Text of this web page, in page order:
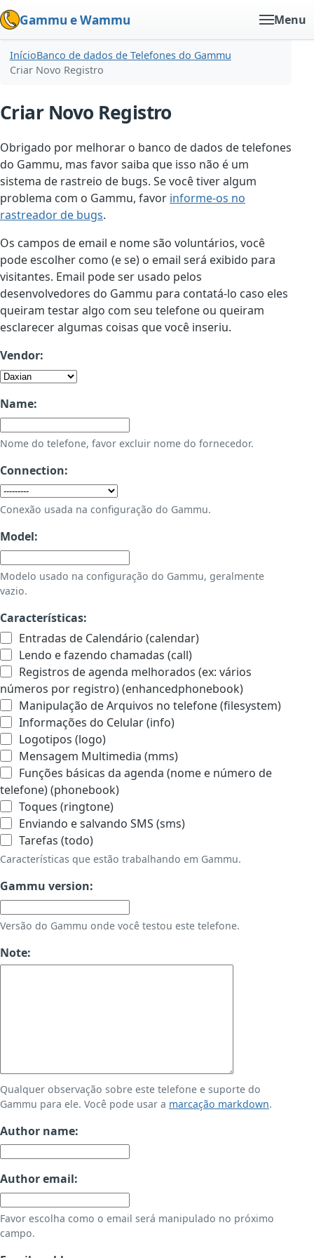
Gammu e Wammu Menu
InícioBanco de dados de Telefones do Gammu
Criar Novo Registro
Criar Novo Registro
Obrigado por melhorar o banco de dados de telefones
do Gammu, mas favor saiba que isso não é um
sistema de rastreio de bugs. Se você tiver algum
problema com o Gammu, favor informe-os no
rastreador de bugs.
Os campos de email e nome são voluntários, você
pode escolher como (e se) o email será exibido para
visitantes. Email pode ser usado pelos
desenvolvedores do Gammu para contatá-lo caso eles
queiram testar algo com seu telefone ou queiram
esclarecer algumas coisas que você inseriu.
Vendor:
Name:
Nome do telefone, favor excluir nome do fornecedor.
Connection:
Conexão usada na configuração do Gammu.
Model:
Modelo usado na configuração do Gammu, geralmente
vazio.
Características:
Entradas de Calendário (calendar)
Lendo e fazendo chamadas (call)
Registros de agenda melhorados (ex: vários
números por registro) (enhancedphonebook)
Manipulação de Arquivos no telefone (filesystem)
Informações do Celular (info)
Logotipos (logo)
Mensagem Multimedia (mms)
Funções básicas da agenda (nome e número de
telefone) (phonebook)
Toques (ringtone)
Enviando e salvando SMS (sms)
Tarefas (todo)
Características que estão trabalhando em Gammu.
Gammu version:
Versão do Gammu onde você testou este telefone.
Note:
Qualquer observação sobre este telefone e suporte do
Gammu para ele. Você pode usar a marcação markdown.
Author name:
Author email:
Favor escolha como o email será manipulado no próximo
campo.